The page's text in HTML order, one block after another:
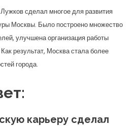
сделал многое для развития
Москвы. Было построено множество
улучшена организация работы
результат, Москва стала более
города.
карьеру сделал